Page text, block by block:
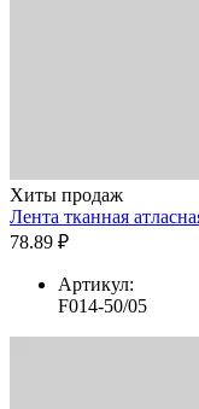
Хиты продаж
Лента тканная
78.89 ₽
Артикул:
F014-50/05